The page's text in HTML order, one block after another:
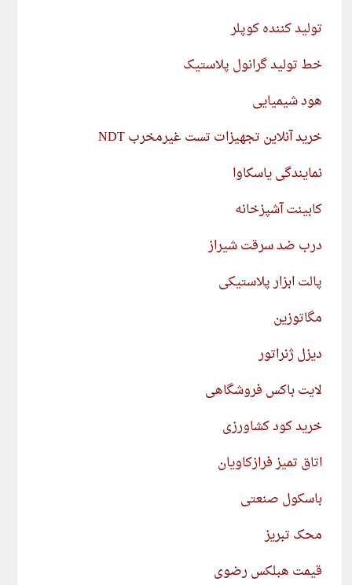
تولید کننده کوپلر
خط تولید گرانول پلاستیک
هود شیمیایی
خرید آنلاین تجهیزات تست غیرمخرب NDT
نمایندگی یاسکاوا
کابینت آشپزخانه
درب ضد سرقت شیراز
پالت ابزار پلاستیکی
مگاتوزین
دیزل ژنراتور
لایت باکس فروشگاهی
خرید کود کشاورزی
اتاق تمیز فرازکاویان
باسکول صنعتی
محک تبریز
قیمت هبلکس رضوی